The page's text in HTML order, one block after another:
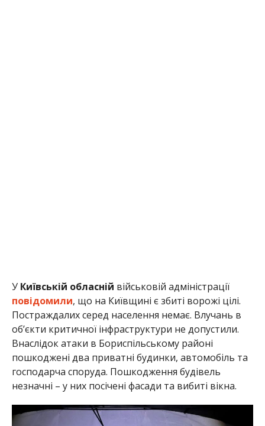
У Київській обласній військовій адміністрації
повідомили, що на Київщині є збиті ворожі цілі.
Постраждалих серед населення немає. Влучань в
об’єкти критичної інфраструктури не допустили.
Внаслідок атаки в Бориспільському районі
пошкоджені два приватні будинки, автомобіль та
господарча споруда. Пошкодження будівель
незначні – у них посічені фасади та вибиті вікна.